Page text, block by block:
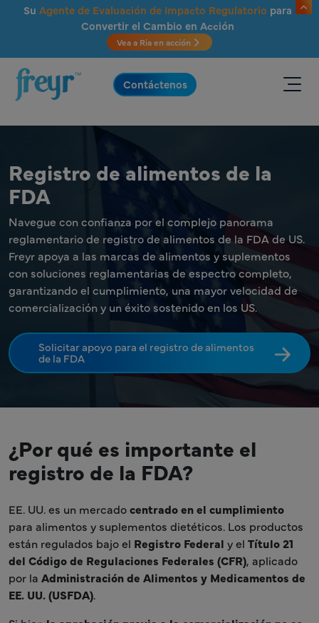
Saltar al contenido principal
Su Agente de Evaluación de Impacto Regulatorio para
Convertir el Cambio en Acción
Vea a Ria en acción
.
Contáctenos
Registro de alimentos de la
FDA
Navegue con confianza por el complejo panorama
reglamentario de registro de alimentos de la FDA de US.
Freyr apoya a las marcas de alimentos y suplementos
con soluciones reglamentarias de espectro completo,
garantizando el cumplimiento, una mayor velocidad de
comercialización y un éxito sostenido en los US.
Solicitar apoyo para el registro de alimentos
de la FDA
¿Por qué es importante el
registro de la FDA?
EE. UU. es un mercadocentrado en el cumplimiento
para alimentos y suplementos dietéticos. Los productos
están regulados bajo el Registro Federal y el Título 21
del Código de Regulaciones Federales (CFR), aplicado
por la Administración de Alimentos y Medicamentos de
EE. UU. (USFDA).